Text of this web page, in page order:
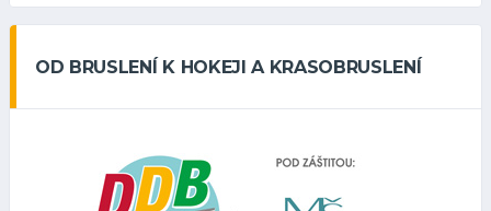
OD BRUSLENÍ K HOKEJI A KRASOBRUSLENÍ